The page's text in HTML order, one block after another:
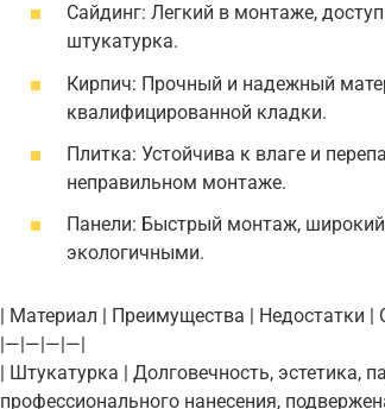
Сайдинг: Легкий в монтаже,
штукатурка.
Кирпич: Прочный и надежный
квалифицированной кладки.
Плитка: Устойчива к влаге и
неправильном монтаже.
Панели: Быстрый монтаж, широкий
экологичными.
| Материал | Преимущества | Недостатки |
|—|—|—|—|
| Штукатурка | Долговечность, эстетика,
профессионального нанесения,